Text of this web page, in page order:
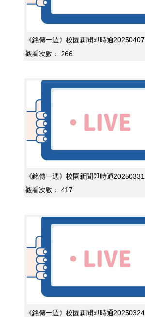
《銘傳一週》校園新聞即時通20250407
觀看次數：
266
《銘傳一週》校園新聞即時通20250331
觀看次數：
417
《銘傳一週》校園新聞即時通20250324